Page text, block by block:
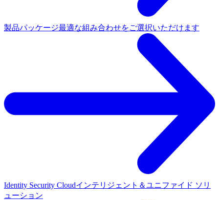
製品パッケージ最適な組み合わせをご選択いただけます
Identity Security Cloudインテリジェント＆ユニファイド ソリ
ューション